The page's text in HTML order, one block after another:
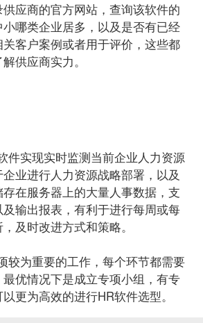
应商的官方网站，查询该软件的
哪类企业居多，以及是否有已经
客户案例或者用于评价，这些都
供应商实力。
件实现实时监测当前企业人力资源
业进行人力资源战略部署，以及
存在服务器上的大量人事数据，支
输出报表，有利于进行每周或每
及时改进方式和策略。
较为重要的工作，每个环节都需要
优情况下是成立专项小组，有专
更为高效的进行HR软件选型。